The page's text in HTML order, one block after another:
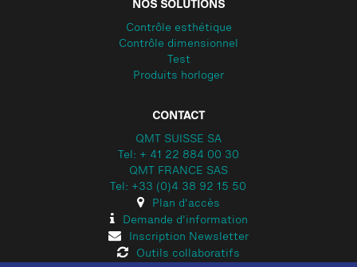
NOS SOLUTIONS
Contrôle esthétique
Contrôle dimensionnel
Test
Produits horloger
CONTACT
QMT SUISSE SA
Tel: + 41 22 884 00 30
QMT FRANCE SAS
Tel: +33 (0)4 38 92 15 50
Plan d'accès
Demande d'information
Inscription Newsletter
Outils collaboratifs